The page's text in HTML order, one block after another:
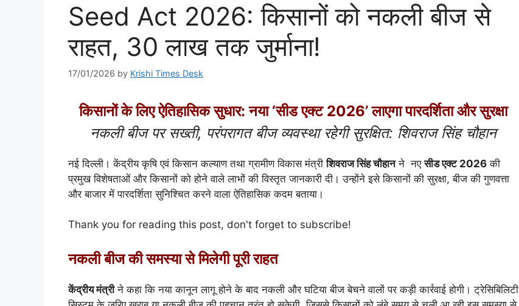
Seed Act 2026: किसानों को नकली बीज से
राहत, 30 लाख तक जुर्माना!
17/01/2026 by Krishi Times Desk
किसानों के लिए ऐतिहासिक सुधार: नया ‘सीड एक्ट 2026’ लाएगा पारदर्शिता और सुरक्षा
नकली बीज पर सख्ती, परंपरागत बीज व्यवस्था रहेगी सुरक्षित: शिवराज सिंह चौहान
नई दिल्ली। केंद्रीय कृषि एवं किसान कल्याण तथा ग्रामीण विकास मंत्रीशिवराज सिंह चौहानने नएसीड एक्ट 2026 की
प्रमुख विशेषताओं और किसानों को होने वाले लाभों की विस्तृत जानकारी दी। उन्होंने इसे किसानों की सुरक्षा, बीज की गुणवत्ता
और बाजार में पारदर्शिता सुनिश्चित करने वाला ऐतिहासिक कदम बताया।
Thank you for reading this post, don't forget to subscribe!
नकली बीज की समस्या से मिलेगी पूरी राहत
केंद्रीय मंत्रीने कहा कि नया कानून लागू होने के बाद नकली और घटिया बीज बेचने वालों पर कड़ी कार्रवाई होगी। ट्रेसिबिलिटी